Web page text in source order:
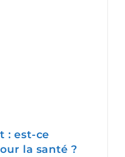
: est-ce
la santé ?